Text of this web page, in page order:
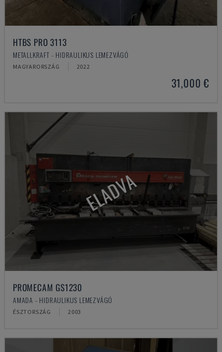
HTBS PRO 3113
METALLKRAFT - HIDRAULIKUS LEMEZVÁGÓ
MAGYARORSZÁG 2022
31,000 €
ELADVA
PROMECAM GS1230
AMADA - HIDRAULIKUS LEMEZVÁGÓ
ÉSZTORSZÁG 2003